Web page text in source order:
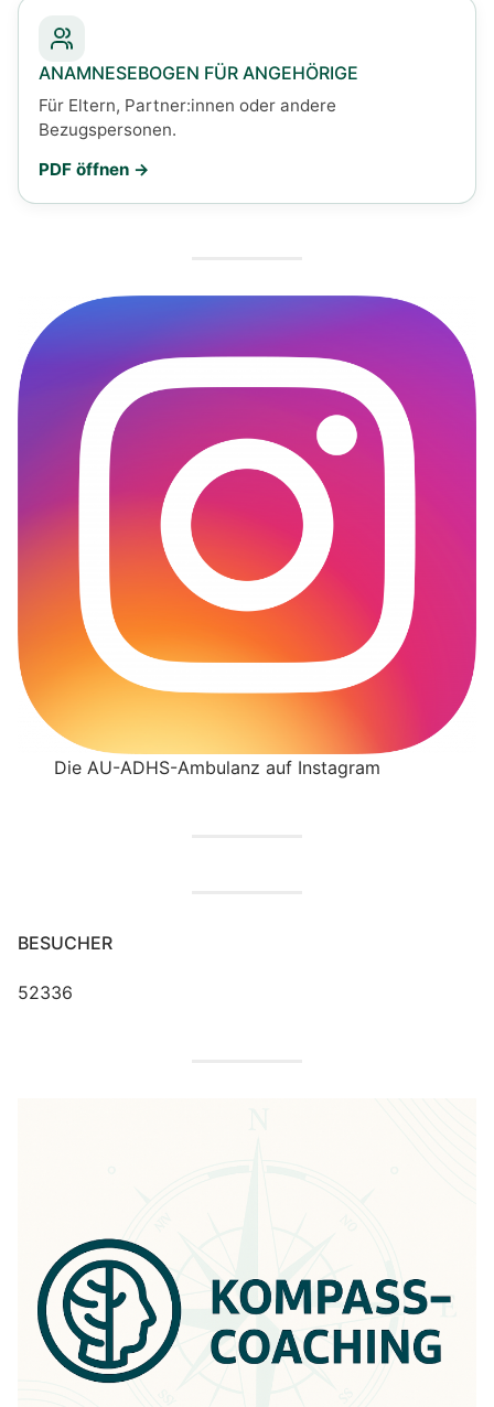
ANAMNESEBOGEN FÜR ANGEHÖRIGE
Für Eltern, Partner:innen oder andere
Bezugspersonen.
PDF öffnen
Die AU-ADHS-Ambulanz auf Instagram
BESUCHER
52336